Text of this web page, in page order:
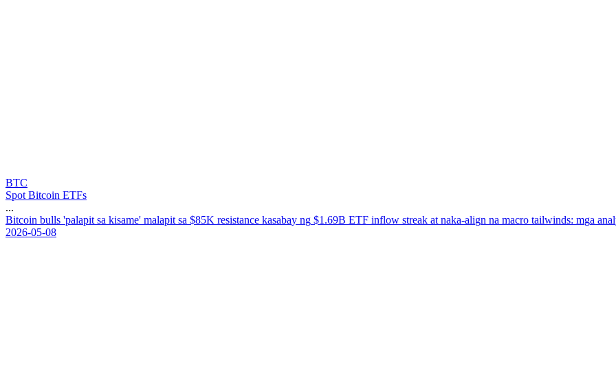
BTC
Spot Bitcoin ETFs
...
Bitcoin bulls 'palapit sa kisame' malapit sa $85K resistance kasabay ng $1 .69B ETF inflow streak at naka-align na macro tailwinds: mga anal
2026-05-08